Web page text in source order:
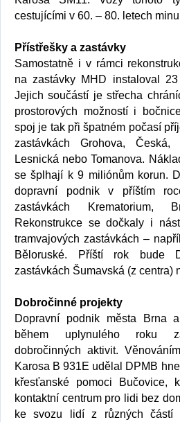
cestujícími v 60. – 80. letech
Přístřešky a zastávky
Samostatně i v rámci
na zastávky MHD instaloval
Jejich součástí je střecha
prostorových možností i
spoj je tak při špatném počasí
zastávkách Grohova, Česká,
Lesnická nebo Tomanova.
se šplhají k 9 miliónům korun.
dopravní podnik v příštím
zastávkách Krematorium,
Rekonstrukce se dočkaly i
tramvajových zastávkách –
Běloruské. Příští rok bude
zastávkách Šumavská (z centra)
Dobročinné projekty
Dopravní podnik města Brna
během uplynulého roku
dobročinných aktivit.
Karosa B 931E udělal DPMB
křesťanské pomoci Bučovice,
kontaktní centrum pro lidi bez
ke svozu lidí z různých částí